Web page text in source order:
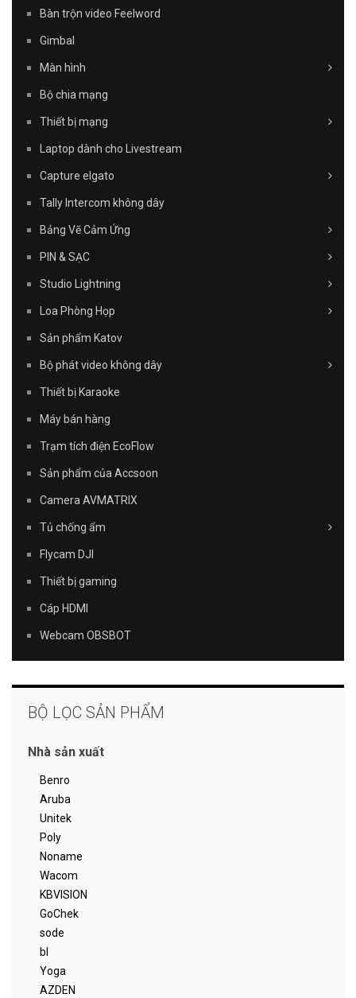
Bàn trộn video Feelword
Gimbal
Màn hình
Bộ chia mạng
Thiết bị mạng
Laptop dành cho Livestream
Capture elgato
Tally Intercom không dây
Bảng Vẽ Cảm Ứng
PIN & SẠC
Studio Lightning
Loa Phòng Họp
Sản phẩm Katov
Bộ phát video không dây
Thiết bị Karaoke
Máy bán hàng
Trạm tích điện EcoFlow
Sản phẩm của Accsoon
Camera AVMATRIX
Tủ chống ẩm
Flycam DJI
Thiết bị gaming
Cáp HDMI
Webcam OBSBOT
BỘ LỌC SẢN PHẨM
Nhà sản xuất
Benro
Aruba
Unitek
Poly
Noname
Wacom
KBVISION
GoChek
sode
bl
Yoga
AZDEN